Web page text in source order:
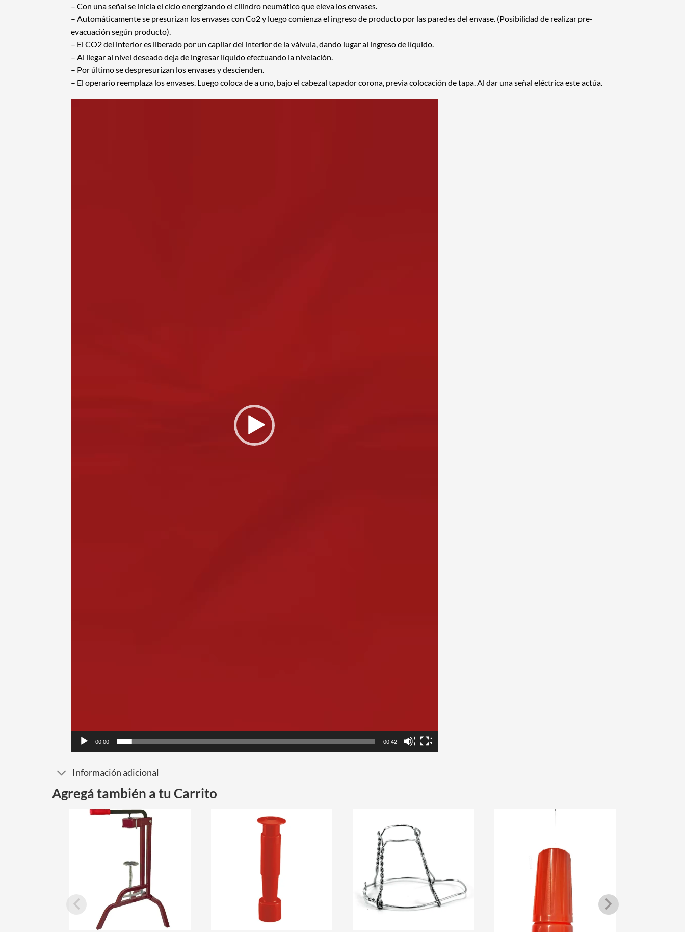
– Con una señal se inicia el ciclo energizando el cilindro neumático que eleva los envases.
– Automáticamente se presurizan los envases con Co2 y luego comienza el ingreso de producto por las paredes del envase. (Posibilidad de realizar pre-
evacuación según producto).
– El CO2 del interior es liberado por un capilar del interior de la válvula, dando lugar al ingreso de líquido.
– Al llegar al nivel deseado deja de ingresar líquido efectuando la nivelación.
– Por último se despresurizan los envases y descienden.
– El operario reemplaza los envases. Luego coloca de a uno, bajo el cabezal tapador corona, previa colocación de tapa. Al dar una señal eléctrica este actúa.
00:00 00:42
Información adicional
Agregá también a tu Carrito